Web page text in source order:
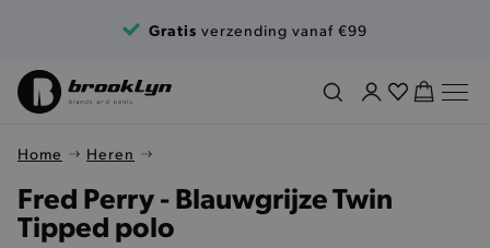
Gratis verzending vanaf €99
Home Heren
Fred Perry - Blauwgrijze Twin
Tipped polo